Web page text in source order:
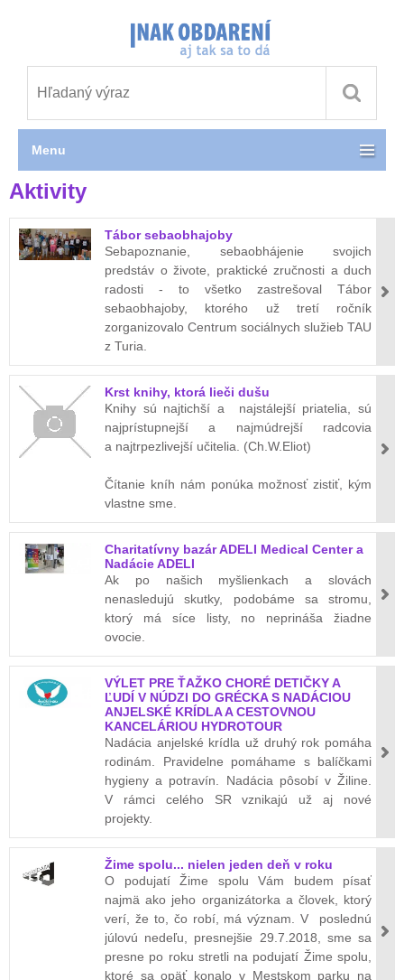
Aktivity
Tábor sebaobhajoby
Sebapoznanie, sebaobhájenie svojich
predstáv o živote, praktické zručnosti a duch
radosti - to všetko zastrešoval Tábor
sebaobhajoby, ktorého už tretí ročník
zorganizovalo Centrum sociálnych služieb TAU
z Turia.
Krst knihy, ktorá lieči dušu
Knihy sú najtichší a najstálejší priatelia, sú
najprístupnejší a najmúdrejší radcovia
a najtrpezlivejší učitelia. (Ch.W.Eliot)
Čítanie kníh nám ponúka možnosť zistiť, kým
vlastne sme.
Charitatívny bazár ADELI Medical Center a
Nadácie ADELI
Ak po našich myšlienkach a slovách
nenasledujú skutky, podobáme sa stromu,
ktorý má síce listy, no neprináša žiadne
ovocie.
VÝLET PRE ŤAŽKO CHORÉ DETIČKY A
ĽUDÍ V NÚDZI DO GRÉCKA S NADÁCIOU
ANJELSKÉ KRÍDLA A CESTOVNOU
KANCELÁRIOU HYDROTOUR
Nadácia anjelské krídla už druhý rok pomáha
rodinám. Pravidelne pomáhame s balíčkami
hygieny a potravín. Nadácia pôsobí v Žiline.
V rámci celého SR vznikajú už aj nové
projekty.
Žime spolu... nielen jeden deň v roku
O podujatí Žime spolu Vám budem písať
najmä ako jeho organizátorka a človek, ktorý
verí, že to, čo robí, má význam. V poslednú
júlovú nedeľu, presnejšie 29.7.2018, sme sa
presne po roku stretli na podujatí Žime spolu,
ktoré sa opäť konalo v Mestskom parku na
Menu